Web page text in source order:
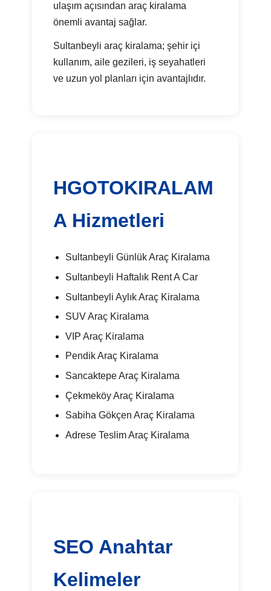
ulaşım açısından araç kiralama
önemli avantaj sağlar.
Sultanbeyli araç kiralama; şehir içi
kullanım, aile gezileri, iş seyahatleri
ve uzun yol planları için avantajlıdır.
HGOTOKIRALAM
A Hizmetleri
Sultanbeyli Günlük Araç Kiralama
Sultanbeyli Haftalık Rent A Car
Sultanbeyli Aylık Araç Kiralama
SUV Araç Kiralama
VIP Araç Kiralama
Pendik Araç Kiralama
Sancaktepe Araç Kiralama
Çekmeköy Araç Kiralama
Sabiha Gökçen Araç Kiralama
Adrese Teslim Araç Kiralama
SEO Anahtar
Kelimeler